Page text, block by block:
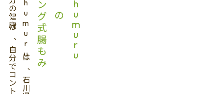
chumuru
の
ヤング式腸もみ